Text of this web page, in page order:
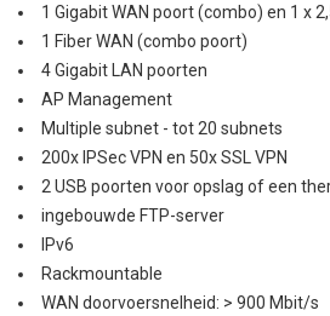
1 Gigabit WAN poort (combo) en 1 x
1 Fiber WAN (combo poort)
4 Gigabit LAN poorten
AP Management
Multiple subnet - tot 20 subnets
200x IPSec VPN en 50x SSL VPN
2 USB poorten voor opslag of een
ingebouwde FTP-server
IPv6
Rackmountable
WAN doorvoersnelheid: > 900 Mbit/s